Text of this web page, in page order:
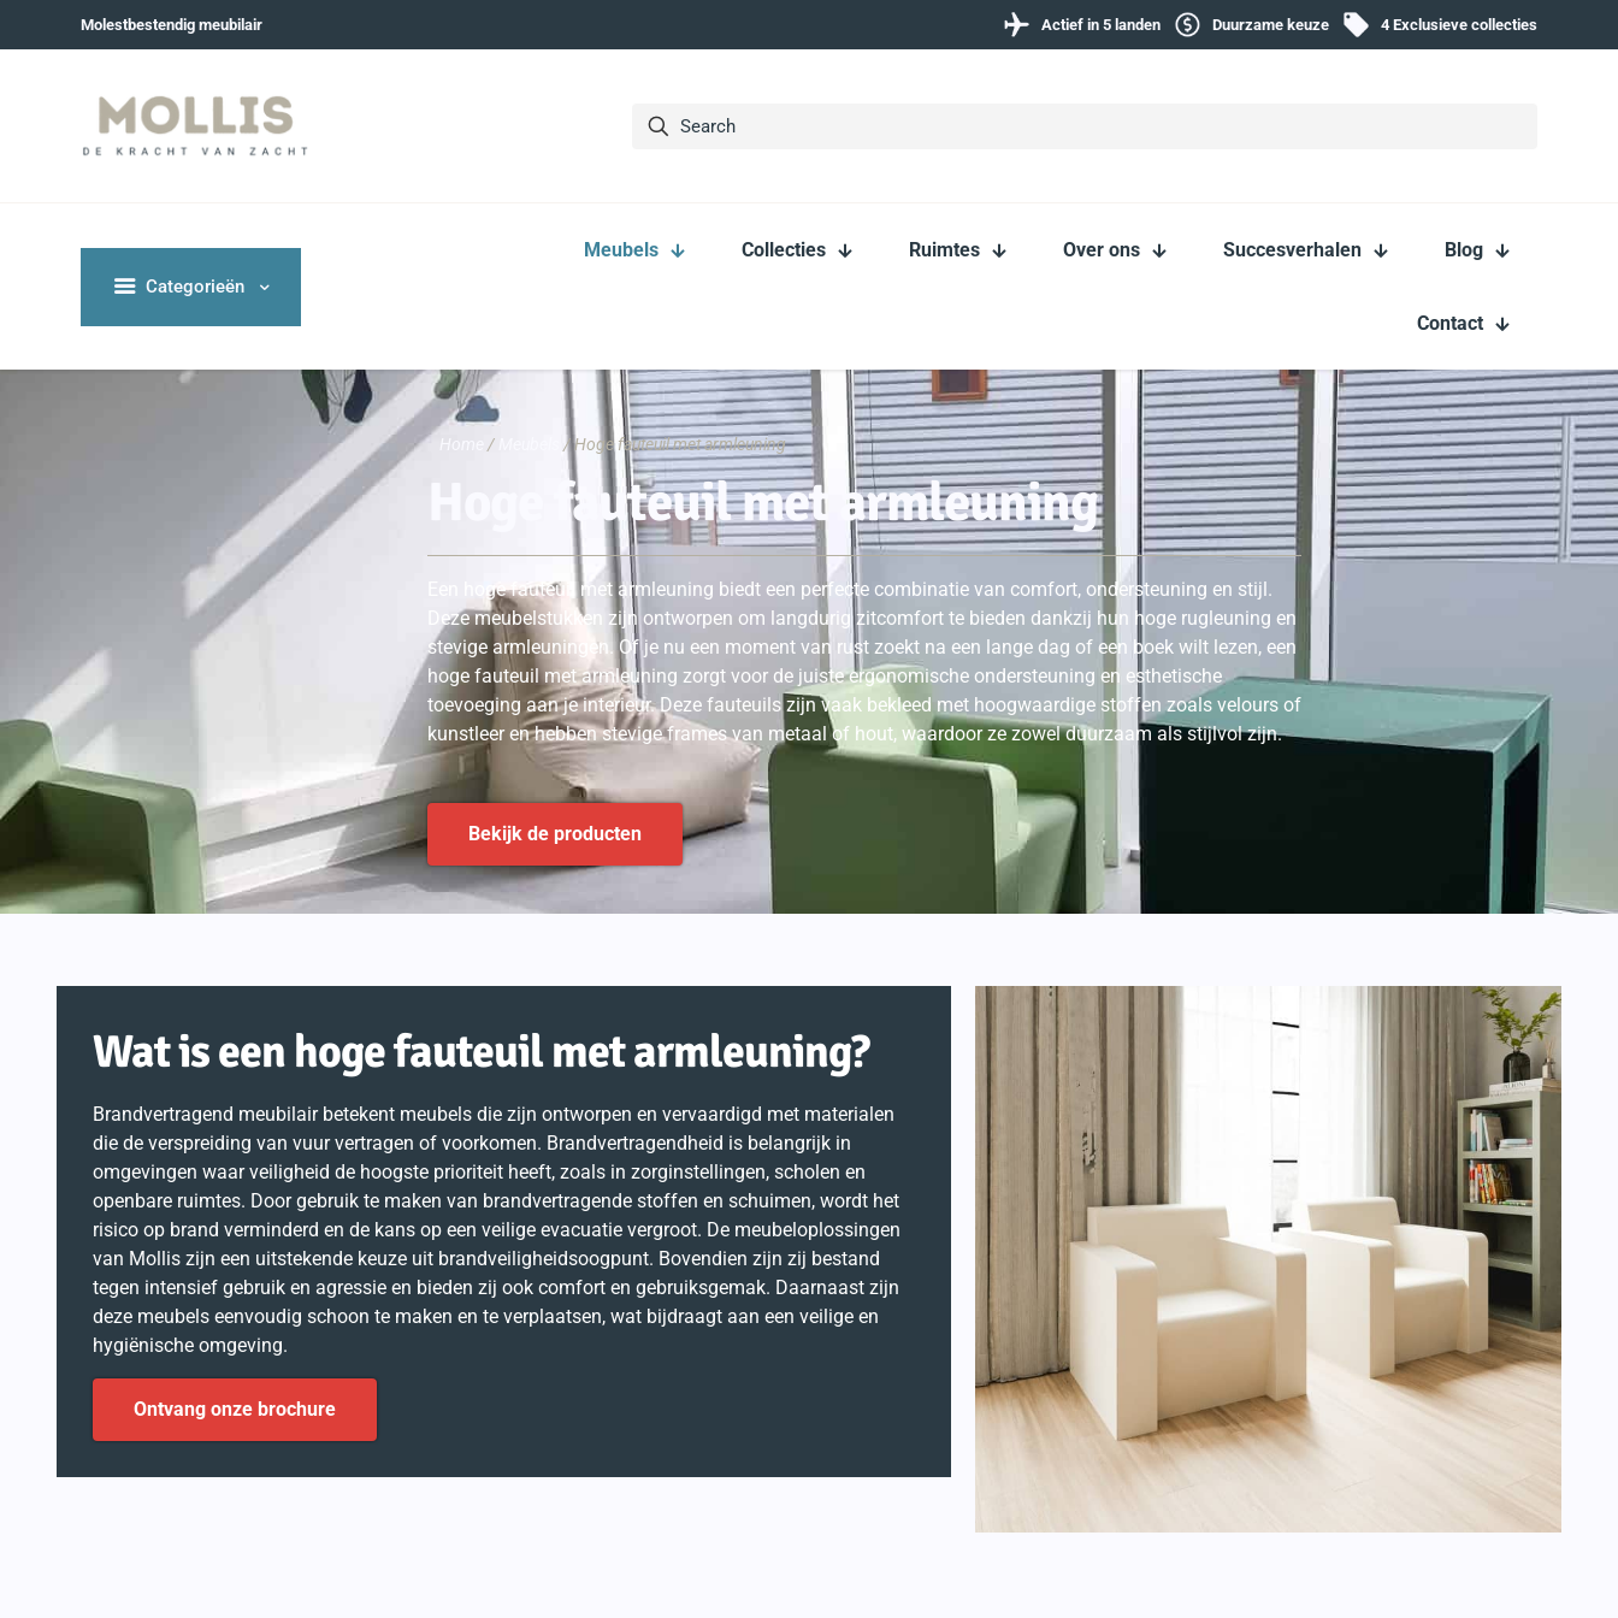
Molestbestendig meubilair Actief in 5 landen Duurzame keuze 4 Exclusieve collecties
Categorieën
Meubels Collecties Ruimtes Over ons Succesverhalen Blog
Contact
/ / Hoge fauteuil met armleuning
Hoge fauteuil met armleuning
Een hoge fauteuil met armleuning biedt een perfecte combinatie van comfort, ondersteuning en stijl.
Deze meubelstukken zijn ontworpen om langdurig zitcomfort te bieden dankzij hun hoge rugleuning en
stevige armleuningen. Of je nu een moment van rust zoekt na een lange dag of een boek wilt lezen, een
hoge fauteuil met armleuning zorgt voor de juiste ergonomische ondersteuning en esthetische
toevoeging aan je interieur. Deze fauteuils zijn vaak bekleed met hoogwaardige stoffen zoals velours of
kunstleer en hebben stevige frames van metaal of hout, waardoor ze zowel duurzaam als stijlvol zijn.
Bekijk de producten
Wat is een hoge fauteuil met armleuning?
Brandvertragend meubilair betekent meubels die zijn ontworpen en vervaardigd met materialen
die de verspreiding van vuur vertragen of voorkomen. Brandvertragendheid is belangrijk in
omgevingen waar veiligheid de hoogste prioriteit heeft, zoals in zorginstellingen, scholen en
openbare ruimtes. Door gebruik te maken van brandvertragende stoffen en schuimen, wordt het
risico op brand verminderd en de kans op een veilige evacuatie vergroot. De meubeloplossingen
van Mollis zijn een uitstekende keuze uit brandveiligheidsoogpunt. Bovendien zijn zij bestand
tegen intensief gebruik en agressie en bieden zij ook comfort en gebruiksgemak. Daarnaast zijn
deze meubels eenvoudig schoon te maken en te verplaatsen, wat bijdraagt aan een veilige en
hygiënische omgeving.
Ontvang onze brochure